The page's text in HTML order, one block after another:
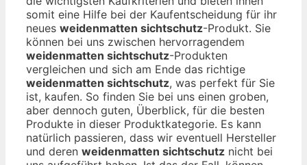
somit eine Hilfe bei der Kaufentscheidung für ihr
neues weidenmatten sichtschutz-Produkt. Sie
können bei uns zwischen hervorragendem
weidenmatten sichtschutz-Produkten
vergleichen und sich am Ende das richtige
weidenmatten sichtschutz, was perfekt für Sie
ist, kaufen. So finden Sie bei uns einen groben,
aber dennoch guten, Überblick, für die besten
Produkte in dieser Produktkategorie. Es kann
natürlich passieren, dass wir eventuell Hersteller
und deren weidenmatten sichtschutz nicht bei